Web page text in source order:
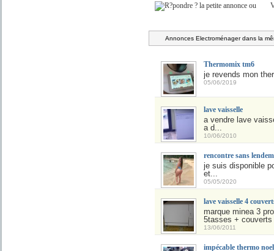
ou
Annonces Electroménager dans la
Thermomix tm6
je revends mon
05/06/2019
lave vaisselle
a vendre lave
a d...
10/06/2010
rencontre sans
je suis disponible
et...
05/05/2020
lave vaisselle 4
marque minea 3
5tasses + couverts
13/06/2011
impécable thermo